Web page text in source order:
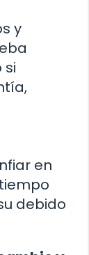
y
si
en
debido